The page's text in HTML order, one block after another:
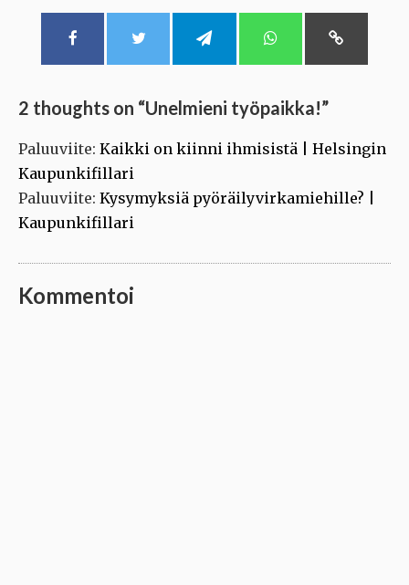
2 thoughts on “Unelmieni työpaikka!”
Paluuviite: Kaikki on kiinni ihmisistä | Helsingin
Kaupunkifillari
Paluuviite: Kysymyksiä pyöräilyvirkamiehille? |
Kaupunkifillari
Kommentoi